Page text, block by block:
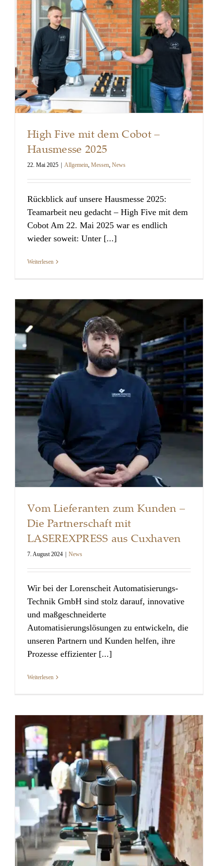
High Five mit dem Cobot –
Hausmesse 2025
High Five mit dem Cobot –
Hausmesse 2025
22. Mai 2025 | Allgemein, Messen, News
Rückblick auf unsere Hausmesse 2025:
Teamarbeit neu gedacht – High Five mit dem
Cobot Am 22. Mai 2025 war es endlich
wieder soweit: Unter [...]
Weiterlesen
Vom Lieferanten zum Kunden – Die
Partnerschaft mit LASEREXPRESS aus
Cuxhaven
Vom Lieferanten zum Kunden –
Die Partnerschaft mit
LASEREXPRESS aus Cuxhaven
7. August 2024 News
Wir bei der Lorenscheit Automatisierungs-
Technik GmbH sind stolz darauf, innovative
und maßgeschneiderte
Automatisierungslösungen zu entwickeln, die
unseren Partnern und Kunden helfen, ihre
Prozesse effizienter [...]
Weiterlesen